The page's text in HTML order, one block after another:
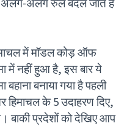
अलग-अलग रुल बदल जाते हैं
में मॉडल कोड़ ऑफ
में नहीं हुआ है, इस बार ये
बनाया गया है पहली
के 5 उदाहरण दिए,
बाकी प्रदेशों को देखिए आप